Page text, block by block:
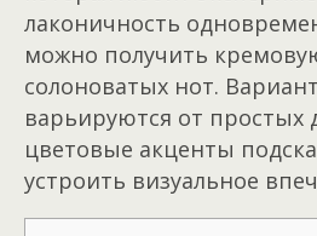
лаконичность
можно получить
солоноватых нот.
варьируются от простых
цветовые акценты
устроить визуальное